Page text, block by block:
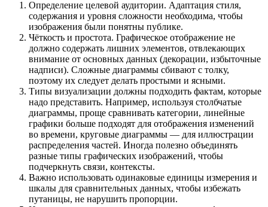
Определение целевой аудитории. Адаптация стиля,
содержания и уровня сложности необходима, чтобы
изображения были понятны публике.
Чёткость и простота. Графическое отображение не
должно содержать лишних элементов, отвлекающих
внимание от основных данных (декорации, избыточные
надписи). Сложные диаграммы сбивают с толку,
поэтому их следует делать простыми и ясными.
Типы визуализации должны подходить фактам, которые
надо представить. Например, используя столбчатые
диаграммы, проще сравнивать категории, линейные
графики больше подходят для отображения изменений
во времени, круговые диаграммы — для иллюстрации
распределения частей. Иногда полезно объединять
разные типы графических изображений, чтобы
подчеркнуть связи, контексты.
Важно использовать одинаковые единицы измерения и
шкалы для сравнительных данных, чтобы избежать
путаницы, не нарушить пропорции.